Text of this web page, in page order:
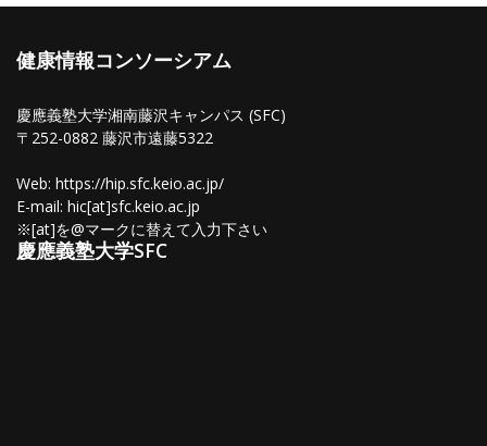
健康情報コンソーシアム
慶應義塾大学湘南藤沢キャンパス (SFC)
〒252-0882 藤沢市遠藤5322
Web: https://hip.sfc.keio.ac.jp/
E-mail: hic[at]sfc.keio.ac.jp
※[at]を@マークに替えて入力下さい
慶應義塾大学SFC